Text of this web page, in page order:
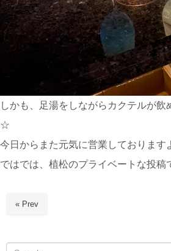
しかも、足湯をしながらカクテルが
☆
今日からまた元気に営業しております
ではでは、植松のプライベートな投
« Prev